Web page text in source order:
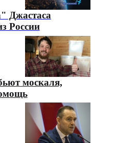
Джастаса
России
москаля,